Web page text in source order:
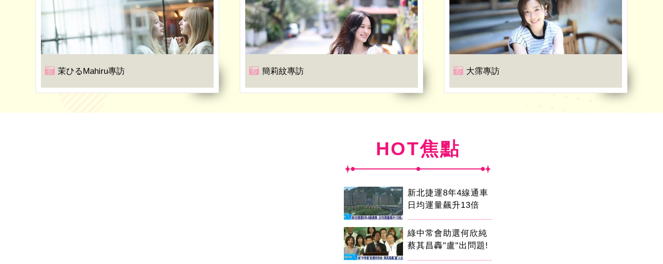
茉ひるMahiru專訪 簡莉紋專訪 大霈專訪
HOT焦點
新北捷運8年4線通車
日均運量飆升13倍
綠中常會助選何欣純
蔡其昌轟"盧"出問題!